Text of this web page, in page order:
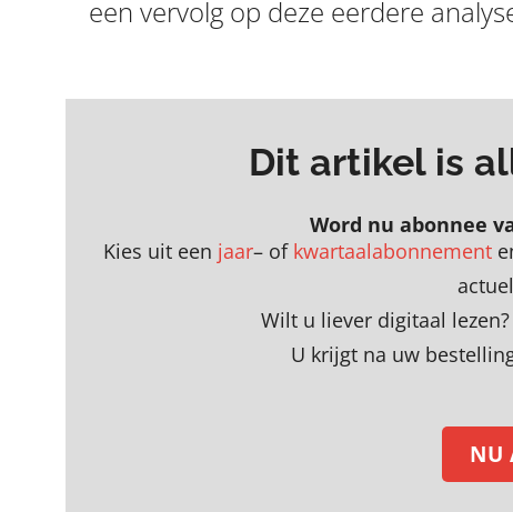
een vervolg op deze eerdere
Dit artikel is
Word nu abonnee
Kies uit een jaar– of kwartaalabonnement
Wilt u liever digitaal
U krijgt na uw
NU